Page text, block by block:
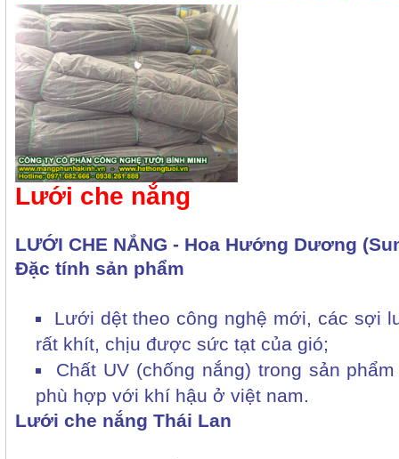
Lưới che nắng
LƯỚI CHE NẮNG - Hoa Hướng Dương
Đặc tính sản phẩm
Lưới dệt theo công nghệ mới, các sợi
rất khít, chịu được sức tạt của gió;
Chất UV (chống nắng) trong sản
phù hợp với khí hậu ở việt nam.
Lưới che nắng Thái Lan